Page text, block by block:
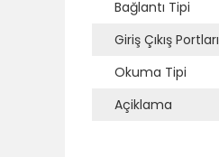
Bağlantı Tipi
Giriş Çıkış Portları
Okuma Tipi
Açiklama